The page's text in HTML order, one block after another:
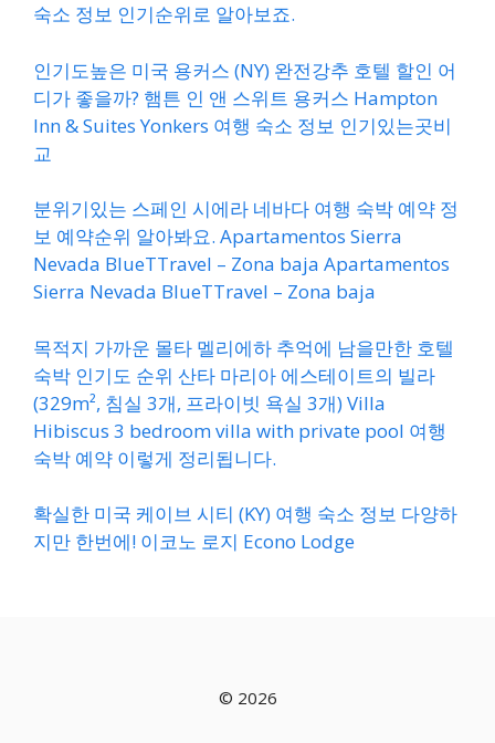
숙소 정보 인기순위로 알아보죠.
인기도높은 미국 용커스 (NY) 완전강추 호텔 할인 어
디가 좋을까? 햄튼 인 앤 스위트 용커스 Hampton
Inn & Suites Yonkers 여행 숙소 정보 인기있는곳비
교
분위기있는 스페인 시에라 네바다 여행 숙박 예약 정
보 예약순위 알아봐요. Apartamentos Sierra
Nevada BlueTTravel – Zona baja Apartamentos
Sierra Nevada BlueTTravel – Zona baja
목적지 가까운 몰타 멜리에하 추억에 남을만한 호텔
숙박 인기도 순위 산타 마리아 에스테이트의 빌라
(329m², 침실 3개, 프라이빗 욕실 3개) Villa
Hibiscus 3 bedroom villa with private pool 여행
숙박 예약 이렇게 정리됩니다.
확실한 미국 케이브 시티 (KY) 여행 숙소 정보 다양하
지만 한번에! 이코노 로지 Econo Lodge
© 2026